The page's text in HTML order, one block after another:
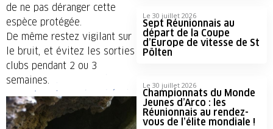
de ne pas déranger cette
espèce protégée.
De même restez vigilant sur
le bruit, et évitez les sorties
clubs pendant 2 ou 3
semaines.
Le 30 juillet 2026
Sept Réunionnais au
départ de la Coupe
d’Europe de vitesse de St
Pölten
Le 30 juillet 2026
Championnats du Monde
Jeunes d’Arco : les
Réunionnais au rendez-
vous de l’élite mondiale !